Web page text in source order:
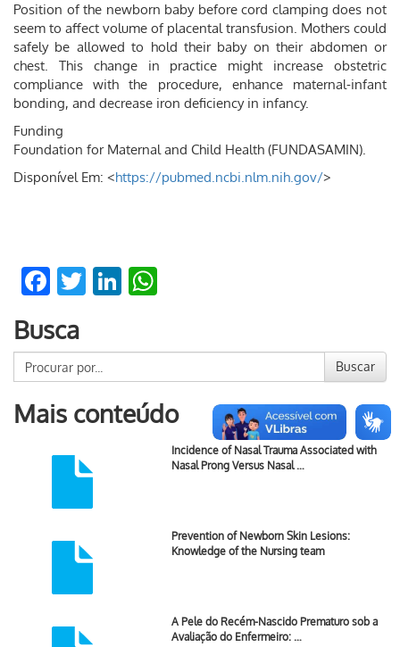
Position of the newborn baby before cord clamping does not
seem to affect volume of placental transfusion. Mothers could
safely be allowed to hold their baby on their abdomen or
chest. This change in practice might increase obstetric
compliance with the procedure, enhance maternal-infant
bonding, and decrease iron deficiency in infancy.
Funding
Foundation for Maternal and Child Health (FUNDASAMIN).
Disponível Em: <https://pubmed.ncbi.nlm.nih.gov/>
Facebook
TwitterLinkedIn
Busca
Buscar
Mais conteúdo
Incidence of Nasal Trauma Associated with
Nasal Prong Versus Nasal …
Prevention of Newborn Skin Lesions:
Knowledge of the Nursing team
A Pele do Recém-Nascido Prematuro sob a
Avaliação do Enfermeiro: …